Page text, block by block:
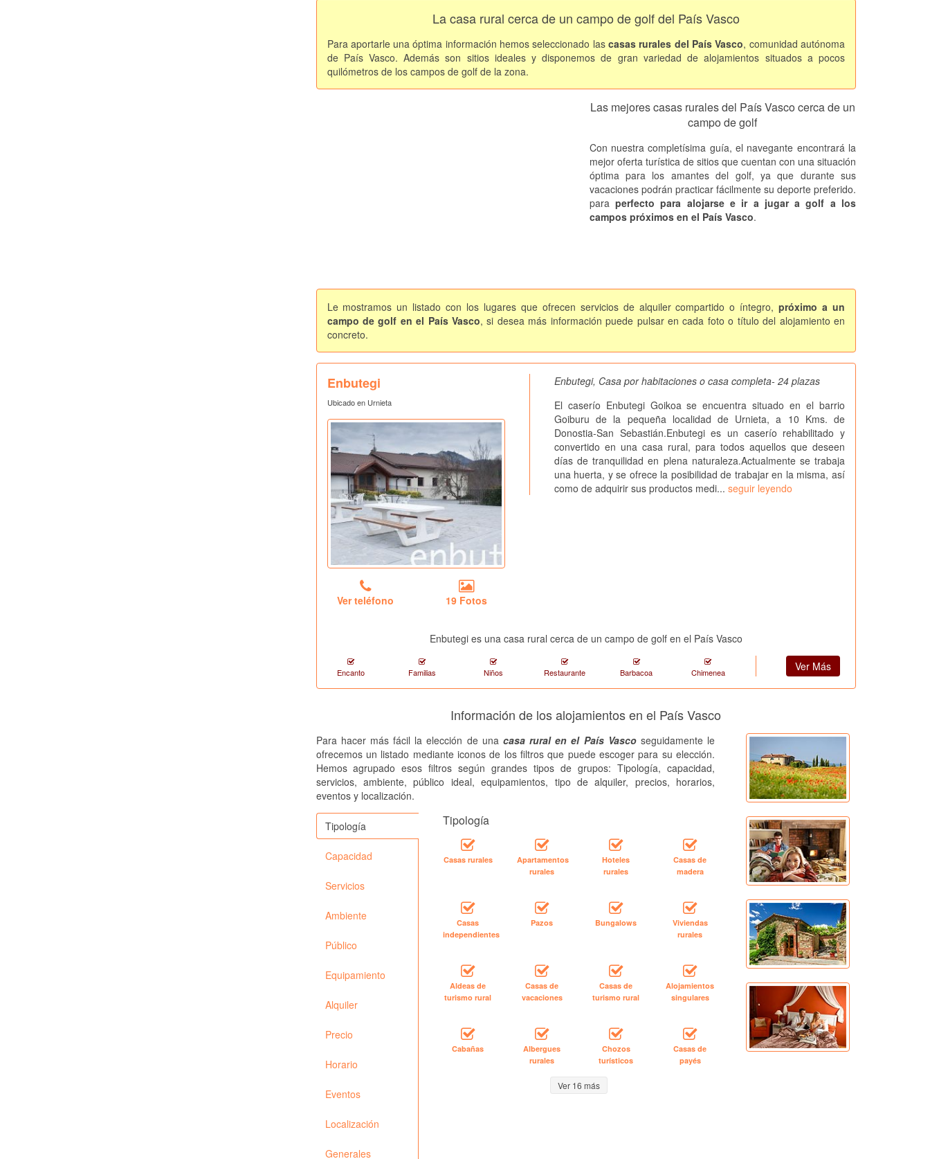
La casa rural cerca de un campo de golf del País Vasco
Para aportarle una óptima información hemos seleccionado lascasas rurales del País Vasco, comunidad autónoma
de País Vasco. Además son sitios ideales y disponemos de gran variedad de alojamientos situados a pocos
quilómetros de los campos de golf de la zona.
Las mejores casas rurales del País Vasco cerca de un
campo de golf
Con nuestra completísima guía, el navegante encontrará la
mejor oferta turística de sitios que cuentan con una situación
óptima para los amantes del golf, ya que durante sus
vacaciones podrán practicar fácilmente su deporte preferido.
paraperfecto para alojarse e ir a jugar a golf a los
campos próximos en el País Vasco.
Le mostramos un listado con los lugares que ofrecen servicios de alquiler compartido o íntegro,próximo a un
campo de golf en el País Vasco, si desea más información puede pulsar en cada foto o título del alojamiento en
concreto.
Enbutegi
Ubicado en Urnieta
Ver teléfono 19 Fotos
Enbutegi, Casa por habitaciones o casa completa- 24 plazas
El caserío Enbutegi Goikoa se encuentra situado en el barrio
Goiburu de la pequeña localidad de Urnieta, a 10 Kms. de
Donostia-San Sebastián.Enbutegi es un caserío rehabilitado y
convertido en una casa rural, para todos aquellos que deseen
días de tranquilidad en plena naturaleza.Actualmente se trabaja
una huerta, y se ofrece la posibilidad de trabajar en la misma, así
como de adquirir sus productos medi... seguir leyendo
Enbutegi es una casa rural cerca de un campo de golf en el País Vasco
Encanto Familias Niños Restaurante Barbacoa Chimenea Ver Más
Información de los alojamientos en el País Vasco
Para hacer más fácil la elección de una casa rural en el País Vascoseguidamente le
ofrecemos un listado mediante iconos de los filtros que puede escoger para su elección.
Hemos agrupado esos filtros según grandes tipos de grupos: Tipología, capacidad,
servicios, ambiente, público ideal, equipamientos, tipo de alquiler, precios, horarios,
eventos y localización.
Tipología
Capacidad
Servicios
Ambiente
Público
Equipamiento
Alquiler
Precio
Horario
Eventos
Localización
Generales
Tipología
Casas rurales
Apartamentos
rurales
Hoteles
rurales
Casas de
madera
Casas
independientes
Pazos Bungalows
Viviendas
rurales
Aldeas de
turismo rural
Casas de
vacaciones
Casas de
turismo rural
Alojamientos
singulares
Cabañas
Albergues
rurales
Chozos
turísticos
Casas de
payés
Ver 16 más